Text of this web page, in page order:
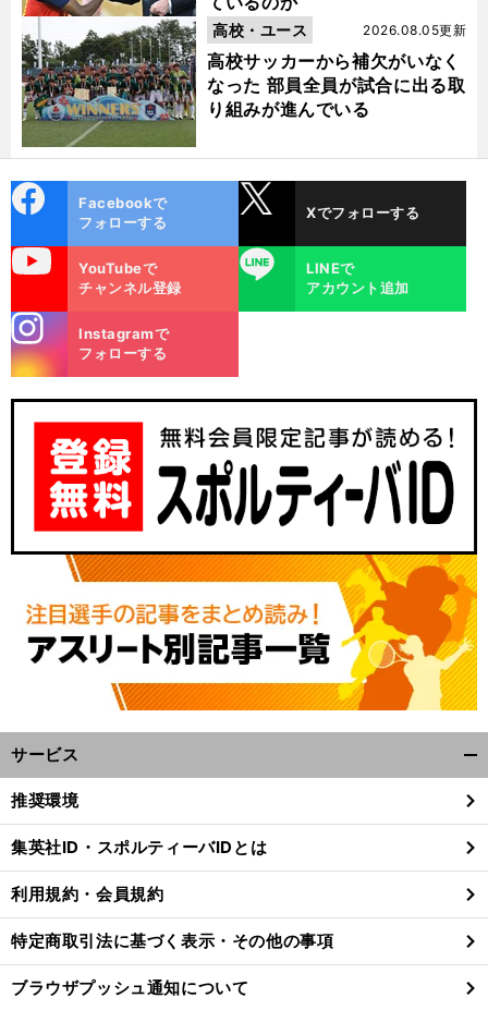
、・.
へ
高校サッカーから補欠がいなく
なった 部員全員が試合に出る取
り組みが進んでいる
2026.08.05更新
高校・ユース
ok
Facebookで
フォローする
Xでフォローする
YouTubeで
チャンネル登録
LINE
LINEで
アカウント追加
m
Instagramで
フォローする
サービス
閉
る
推奨環境
集英社ID・スポルティーバIDとは
利用規約・会員規約
特定商取引法に基づく表示・その他の事項
ブラウザプッシュ通知について